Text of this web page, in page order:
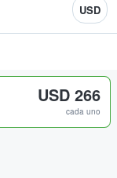
USD
USD 266
cada uno